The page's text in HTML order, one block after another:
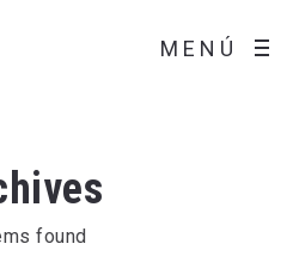
MENÚ
found